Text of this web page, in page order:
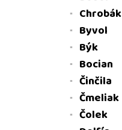
Chrobák
Byvol
Býk
Bocian
Činčila
Čmeliak
Čolek